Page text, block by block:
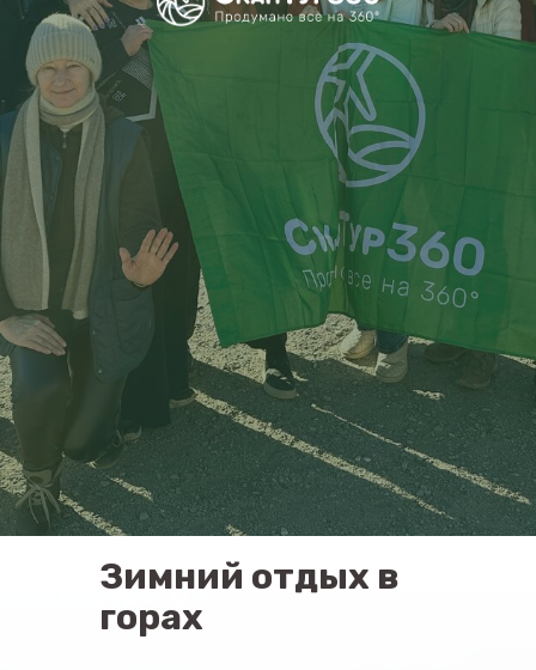
Оставить заявку
национальные блюда в нашем туре по
Дагестану на февральских праздниках!
ВСЕ ДАТЫ
АКТИВНОСТЬ
КОМФОРТ
С ПЕРЕЛЕТОМ
Если вы из СПб
ПОДБОР БИЛЕТОВ
Если вы из другого города
Зимний отдых в
горах